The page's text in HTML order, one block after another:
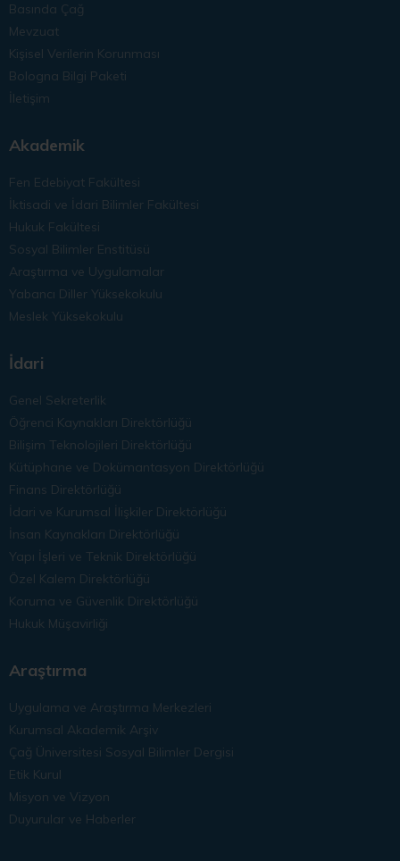
Basında Çağ
Mevzuat
Kişisel Verilerin Korunması
Bologna Bilgi Paketi
İletişim
Akademik
Fen Edebiyat Fakültesi
İktisadi ve İdari Bilimler Fakültesi
Hukuk Fakültesi
Sosyal Bilimler Enstitüsü
Araştırma ve Uygulamalar
Yabancı Diller Yüksekokulu
Meslek Yüksekokulu
İdari
Genel Sekreterlik
Öğrenci Kaynakları Direktörlüğü
Bilişim Teknolojileri Direktörlüğü
Kütüphane ve Dokümantasyon Direktörlüğü
Finans Direktörlüğü
İdari ve Kurumsal İlişkiler Direktörlüğü
İnsan Kaynakları Direktörlüğü
Yapı İşleri ve Teknik Direktörlüğü
Özel Kalem Direktörlüğü
Koruma ve Güvenlik Direktörlüğü
Hukuk Müşavirliği
Araştırma
Uygulama ve Araştırma Merkezleri
Kurumsal Akademik Arşiv
Çağ Üniversitesi Sosyal Bilimler Dergisi
Etik Kurul
Misyon ve Vizyon
Duyurular ve Haberler